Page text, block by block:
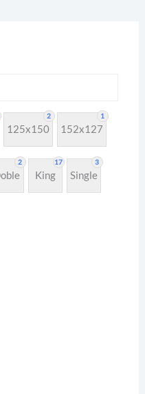
2
125x150
1
152x127
2 17
King
3
Single